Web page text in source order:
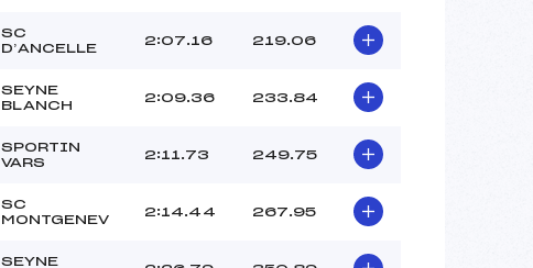
SC
D’ANCELLE
2:07.16 219.06
SEYNE
BLANCH
2:09.36 233.84
SPORTIN
VARS
2:11.73 249.75
SC
MONTGENEV
2:14.44 267.95
SEYNE